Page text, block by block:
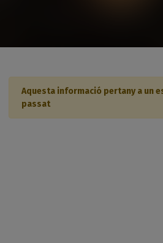
Aquesta informació pertany a un
passat